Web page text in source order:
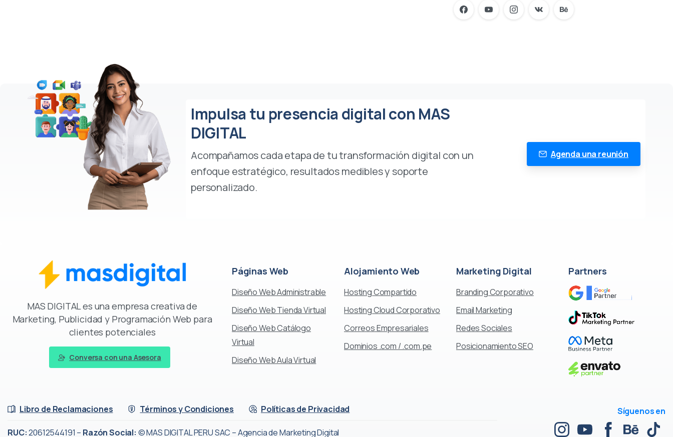
Impulsa tu presencia digital con MAS
DIGITAL
Acompañamos cada etapa de tu transformación digital con un
enfoque estratégico, resultados medibles y soporte
personalizado.
Agenda una reunión
MAS DIGITAL es una empresa creativa de
Marketing, Publicidad y Programación Web para
clientes potenciales
Conversa con una Asesora
Páginas Web
Diseño Web Administrable
Diseño Web Tienda Virtual
Diseño Web Catálogo
Virtual
Diseño Web Aula Virtual
Alojamiento Web
Hosting Compartido
Hosting Cloud Corporativo
Correos Empresariales
Dominios .com / .com.pe
Marketing Digital
Branding Corporativo
Email Marketing
Redes Sociales
Posicionamiento SEO
Partners
Libro de Reclamaciones Términos y Condiciones Políticas de Privacidad
RUC:20612544191 – Razón Social: © MAS DIGITAL PERU SAC – Agencia de Marketing Digital
Síguenos en